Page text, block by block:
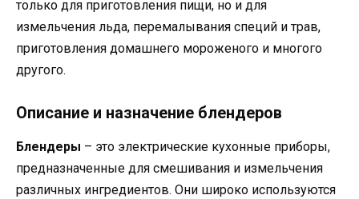
только для приготовления пищи, но и для
измельчения льда, перемалывания специй и трав,
приготовления домашнего мороженого и многого
другого.
Описание и назначение блендеров
Блендеры – это электрические кухонные приборы,
предназначенные для смешивания и измельчения
различных ингредиентов. Они широко используются